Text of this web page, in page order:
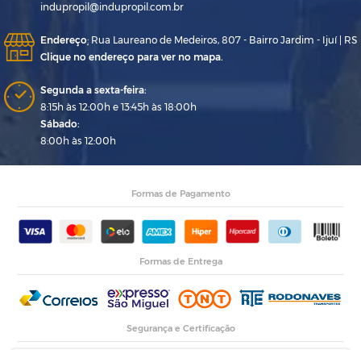
indupropil@indupropil.com.br
Endereço: Rua Laureano de Medeiros, 807 - Bairro Jardim - Ijuí | RS
Clique no endereço para ver no mapa.
Segunda a sexta-feira:
8:15h às 12:00h e 13:45h às 18:00h
Sábado:
8:00h às 12:00h
Formas de Pagamento
Formas de Entrega
Segurança e Certificação